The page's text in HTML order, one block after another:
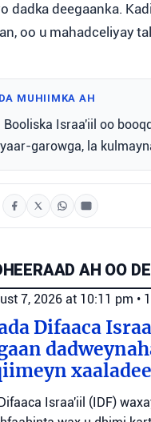
dadka deegaanka.
oo u mahadceliyay
MUHIIMKA AH
Booliska Israa'iil oo
garowga, la
AH OO
7, 2026 at 10:11 pm •
Difaaca
Israa'iil (IDF)